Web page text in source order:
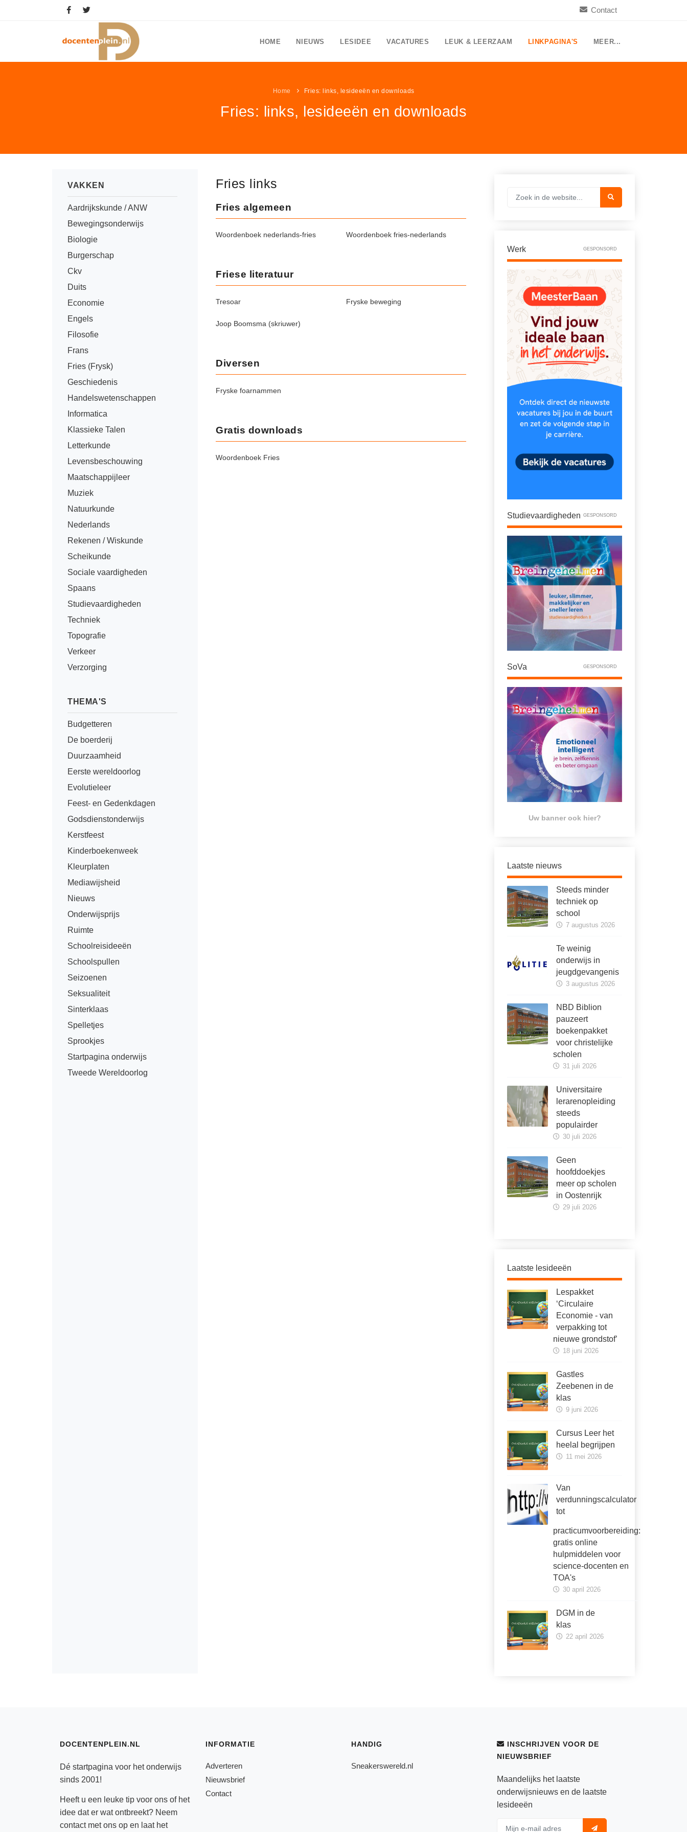
Contact
HOME NIEUWS LESIDEE VACATURES LEUK & LEERZAAM LINKPAGINA'S MEER...
Home Fries: links, lesideeën en downloads
Fries: links, lesideeën en downloads
VAKKEN
Aardrijkskunde / ANW
Bewegingsonderwijs
Biologie
Burgerschap
Ckv
Duits
Economie
Engels
Filosofie
Frans
Fries (Frysk)
Geschiedenis
Handelswetenschappen
Informatica
Klassieke Talen
Letterkunde
Levensbeschouwing
Maatschappijleer
Muziek
Natuurkunde
Nederlands
Rekenen / Wiskunde
Scheikunde
Sociale vaardigheden
Spaans
Studievaardigheden
Techniek
Topografie
Verkeer
Verzorging
THEMA'S
Budgetteren
De boerderij
Duurzaamheid
Eerste wereldoorlog
Evolutieleer
Feest- en Gedenkdagen
Godsdienstonderwijs
Kerstfeest
Kinderboekenweek
Kleurplaten
Mediawijsheid
Nieuws
Onderwijsprijs
Ruimte
Schoolreisideeën
Schoolspullen
Seizoenen
Seksualiteit
Sinterklaas
Spelletjes
Sprookjes
Startpagina onderwijs
Tweede Wereldoorlog
Fries links
Fries algemeen
Woordenboek nederlands-fries Woordenboek fries-nederlands
Friese literatuur
Tresoar Fryske beweging
Joop Boomsma (skriuwer)
Diversen
Fryske foarnammen
Gratis downloads
Woordenboek Fries
Werk GESPONSORD
Studievaardigheden GESPONSORD
SoVa GESPONSORD
Uw banner ook hier?
Laatste nieuws
Steeds minder
techniek op
school
7 augustus 2026
Te weinig
onderwijs in
jeugdgevangenis
3 augustus 2026
NBD Biblion
pauzeert
boekenpakket
voor christelijke
scholen
31 juli 2026
Universitaire
lerarenopleiding
steeds
populairder
30 juli 2026
Geen
hoofddoekjes
meer op scholen
in Oostenrijk
29 juli 2026
Laatste lesideeën
Lespakket
‘Circulaire
Economie - van
verpakking tot
nieuwe grondstof’
18 juni 2026
Gastles
Zeebenen in de
klas
9 juni 2026
Cursus Leer het
heelal begrijpen
11 mei 2026
Van
verdunningscalculator
tot
practicumvoorbereiding:
gratis online
hulpmiddelen voor
science-docenten en
TOA's
30 april 2026
DGM in de
klas
22 april 2026
DOCENTENPLEIN.NL
Dé startpagina voor het onderwijs
sinds 2001!
Heeft u een leuke tip voor ons of het
idee dat er wat ontbreekt? Neem
contactmet ons op en laat het
INFORMATIE
Adverteren
Nieuwsbrief
Contact
HANDIG
Sneakerswereld.nl
INSCHRIJVEN VOOR DE
NIEUWSBRIEF
Maandelijks het laatste
onderwijsnieuws en de laatste
lesideeën